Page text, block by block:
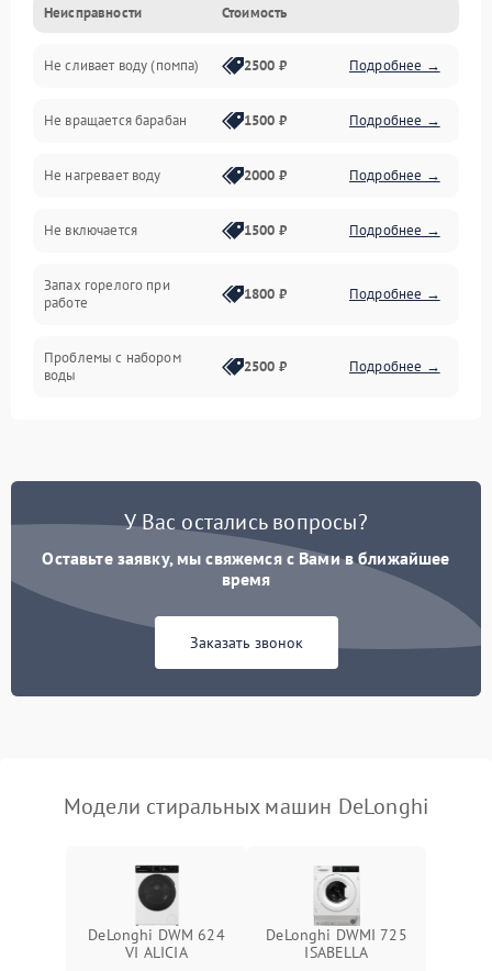
Электропитание
Водоснабжение
Слив
Программное обеспечение
Неисправности Стоимость
Не сливает воду (помпа) 2500 ₽ Подробнее →
Не вращается барабан 1500 ₽ Подробнее →
Не нагревает воду 2000 ₽ Подробнее →
Не включается 1500 ₽ Подробнее →
Запах горелого при
работе
1800 ₽ Подробнее →
Проблемы с набором
воды
2500 ₽ Подробнее →
Замена платы управления 2200 ₽ Подробнее →
У Вас остались вопросы?
Оставьте заявку, мы свяжемся с Вами в ближайшее
время
Заказать звонок
Модели стиральных машин DeLonghi
DeLonghi DWM 624
VI ALICIA
DeLonghi DWMI 725
ISABELLA